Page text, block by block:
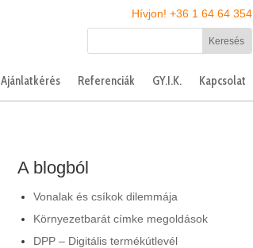
Hívjon! +36 1 64 64 354
Ajánlatkérés Referenciák GY.I.K. Kapcsolat
A blogból
Vonalak és csíkok dilemmája
Környezetbarát címke megoldások
DPP – Digitális termékútlevél